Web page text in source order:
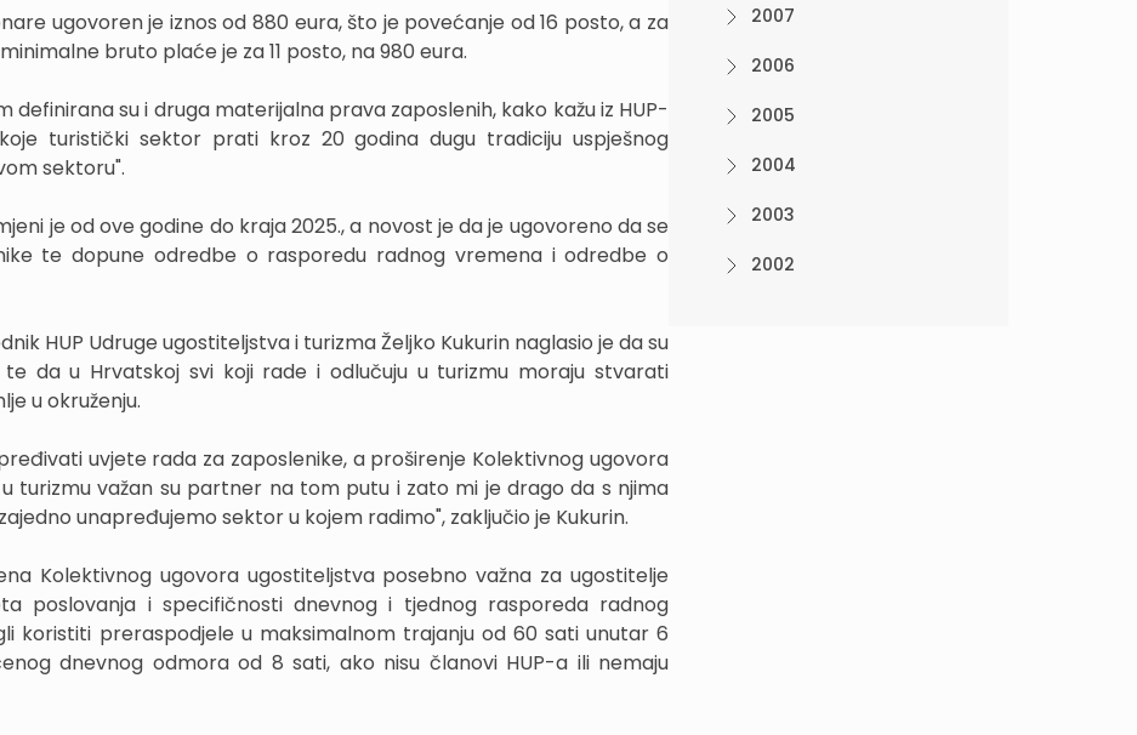
ugovoren je iznos od 880 eura, što je povećanje od 16 posto, a za
bruto plaće je za 11 posto, na 980 eura.
su i druga materijalna prava zaposlenih, kako kažu iz HUP-
turistički sektor prati kroz 20 godina dugu tradiciju uspješnog
sektoru".
je od ove godine do kraja 2025., a novost je da je ugovoreno da se
te dopune odredbe o rasporedu radnog vremena i odredbe o
HUP Udruge ugostiteljstva i turizma Željko Kukurin naglasio je da su
da u Hrvatskoj svi koji rade i odlučuju u turizmu moraju stvarati
u okruženju.
uvjete rada za zaposlenike, a proširenje Kolektivnog ugovora
turizmu važan su partner na tom putu i zato mi je drago da s njima
unapređujemo sektor u kojem radimo", zaključio je Kukurin.
Kolektivnog ugovora ugostiteljstva posebno važna za ugostitelje
poslovanja i specifičnosti dnevnog i tjednog rasporeda radnog
koristiti preraspodjele u maksimalnom trajanju od 60 sati unutar 6
dnevnog odmora od 8 sati, ako nisu članovi HUP-a ili nemaju
2007
2006
2005
2004
2003
2002